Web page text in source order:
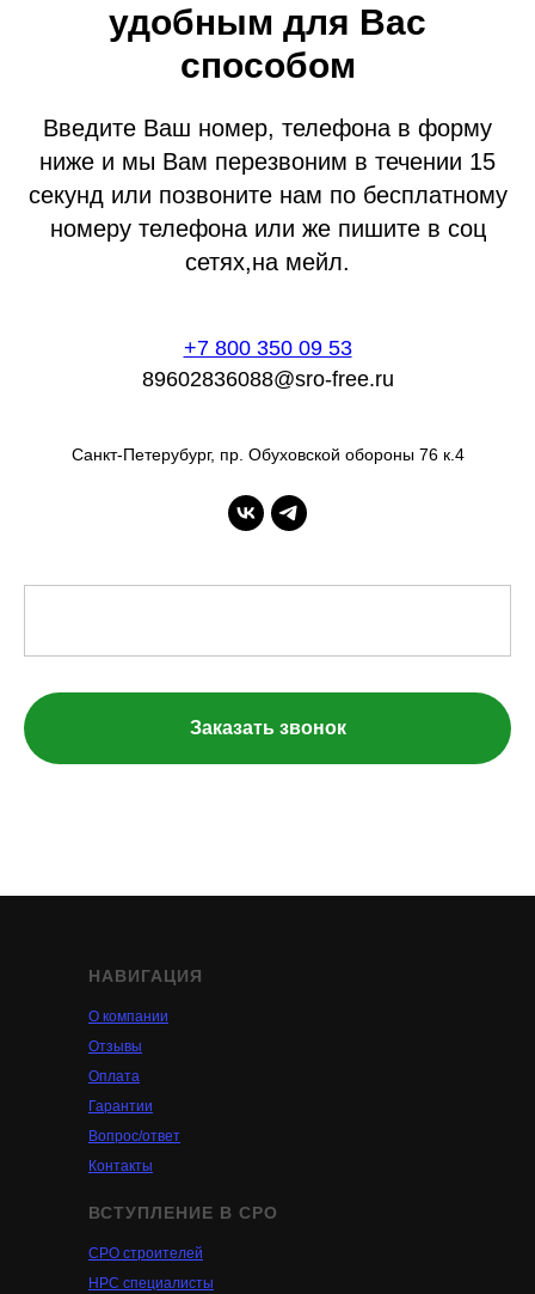
удобным для Вас
способом
Введите Ваш номер, телефона в форму
ниже и мы Вам перезвоним в течении 15
секунд или позвоните нам по бесплатному
номеру телефона или же пишите в соц
сетях,на мейл.
+7 800 350 09 53
89602836088@sro-free.ru
Санкт-Петерубург, пр. Обуховской обороны 76 к.4
Заказать звонок
ВСТУПЛЕНИЕ В СРО
СРО строителей
НРС специалисты
НАВИГАЦИЯ
О компании
Отзывы
Оплата
Гарантии
Вопрос/ответ
Контакты